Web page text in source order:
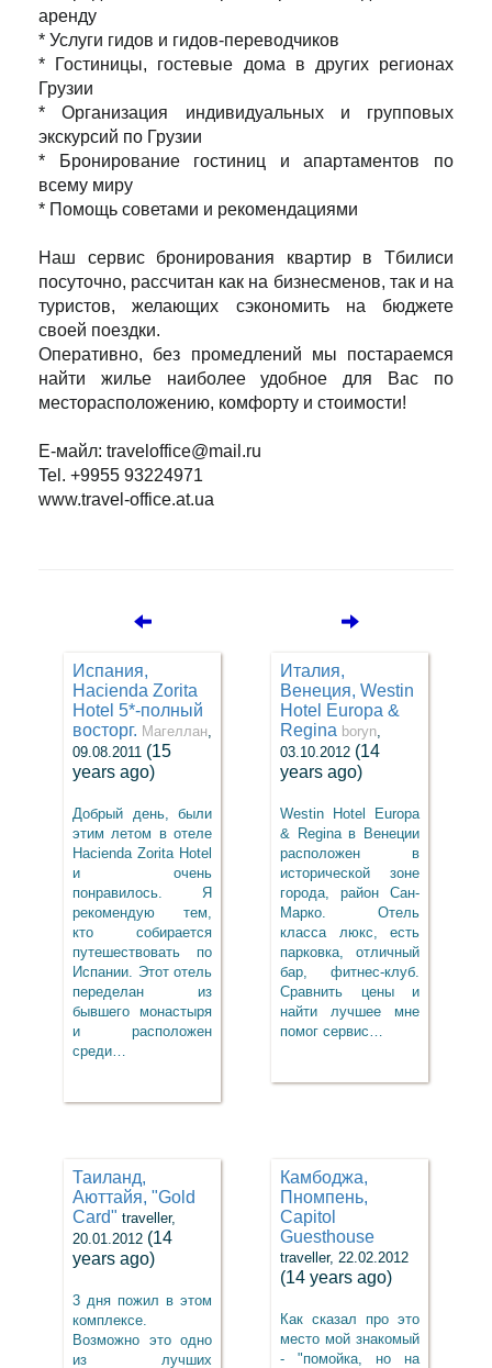
аренду
* Услуги гидов и гидов-переводчиков
* Гостиницы, гостевые дома в других регионах
Грузии
* Организация индивидуальных и групповых
экскурсий по Грузии
* Бронирование гостиниц и апартаментов по
всему миру
* Помощь советами и рекомендациями
Наш сервис бронирования квартир в Тбилиси
посуточно, рассчитан как на бизнесменов, так и на
туристов, желающих сэкономить на бюджете
своей поездки.
Оперативно, без промедлений мы постараемся
найти жилье наиболее удобное для Вас по
месторасположению, комфорту и стоимости!
Е-майл: traveloffice@mail.ru
Tel. +9955 93224971
www.travel-office.at.ua
Испания,
Hacienda Zorita
Hotel 5*-полный
восторг. Магеллан,
09.08.2011 (15
years ago)
Добрый день, были
этим летом в отеле
Hacienda Zorita Hotel
и очень
понравилось. Я
рекомендую тем,
кто собирается
путешествовать по
Испании. Этот отель
переделан из
бывшего монастыря
и расположен
среди…
Италия,
Венеция, Westin
Hotel Europa &
Regina boryn,
03.10.2012 (14
years ago)
Westin Hotel Europa
& Regina в Венеции
расположен в
исторической зоне
города, район Сан-
Марко. Отель
класса люкс, есть
парковка, отличный
бар, фитнес-клуб.
Сравнить цены и
найти лучшее мне
помог сервис…
Таиланд,
Аюттайя, "Gold
Card" traveller,
20.01.2012 (14
years ago)
3 дня пожил в этом
комплексе.
Возможно это одно
из лучших
Камбоджа,
Пномпень,
Capitol
Guesthouse
traveller, 22.02.2012
(14 years ago)
Как сказал про это
место мой знакомый
- "помойка, но на